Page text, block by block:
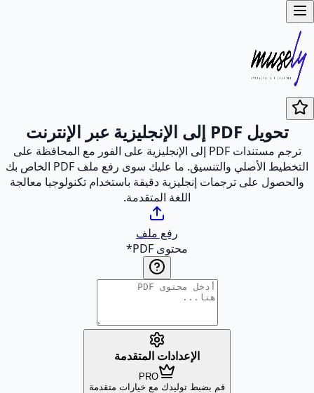
تحويل PDF إلى الإنجليزية عبر الإنترنت
ترجم مستندات PDF إلى الإنجليزية على الفور مع المحافظة على
التخطيط الأصلي والتنسيق. ما عليك سوى رفع ملف PDF الخاص بك
والحصول على ترجمات إنجليزية دقيقة باستخدام تكنولوجيا معالجة
اللغة المتقدمة.
رفع ملف
محتوى PDF
*
الإعدادات المتقدمة
PRO
قم بضبط توليدك مع خيارات متقدمة